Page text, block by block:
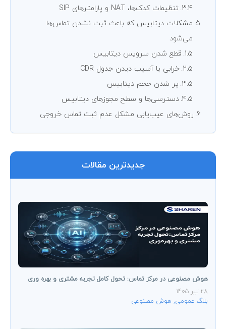
تنظیمات کدک‌ها، NAT و پارامترهای SIP
مشکلات دیتابیس که باعث ثبت نشدن تماس‌ها
می‌شود
قطع شدن سرویس دیتابیس
خرابی یا آسیب دیدن جدول CDR
پر شدن حجم دیتابیس
دسترسی‌ها و سطح مجوزهای دیتابیس
روش‌های عیب‌یابی مشکل عدم ثبت تماس خروجی
جدیدترین مقالات
هوش مصنوعی در مرکز تماس: تحول کامل تجربه مشتری و بهره ‌وری
28 تیر 1405
بلاگ عمومی,هوش مصنوعی